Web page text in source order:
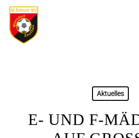
Skip
main
content
Aktuelles
E- UND F-